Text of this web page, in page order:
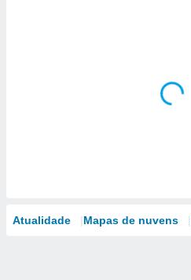
Atualidade Mapas de nuvens